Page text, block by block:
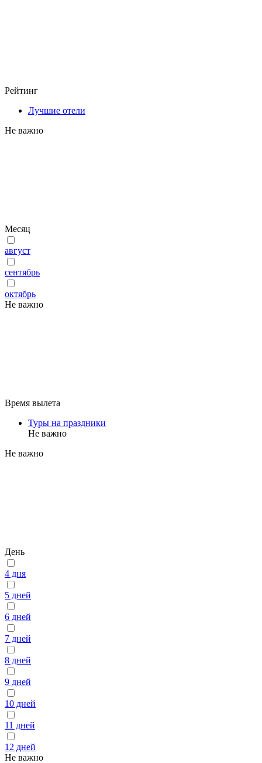
Рейтинг
Лучшие отели
Не важно
Месяц
август
сентябрь
октябрь
Не важно
Время вылета
Туры на праздники
Не важно
Не важно
День
4 дня
5 дней
6 дней
7 дней
8 дней
9 дней
10 дней
11 дней
12 дней
Не важно